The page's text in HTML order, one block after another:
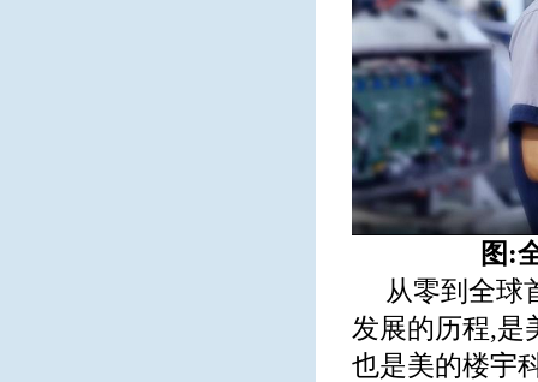
图:
从零到全球
发展的历程,是
也是美的楼宇